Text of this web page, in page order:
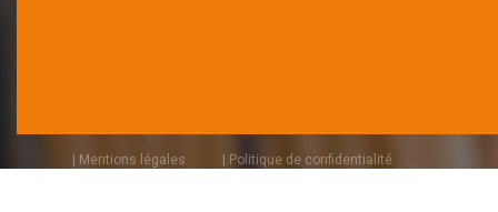
| Mentions légales | Politique de confidentialité